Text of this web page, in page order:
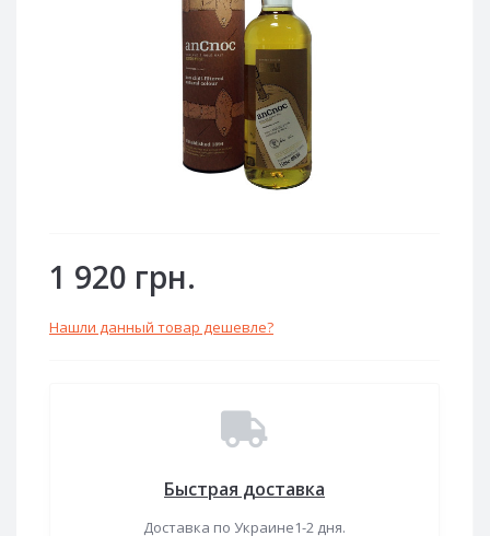
1 920 грн.
Нашли данный товар дешевле?
Быстрая доставка
Доставка по Украине1-2 дня.